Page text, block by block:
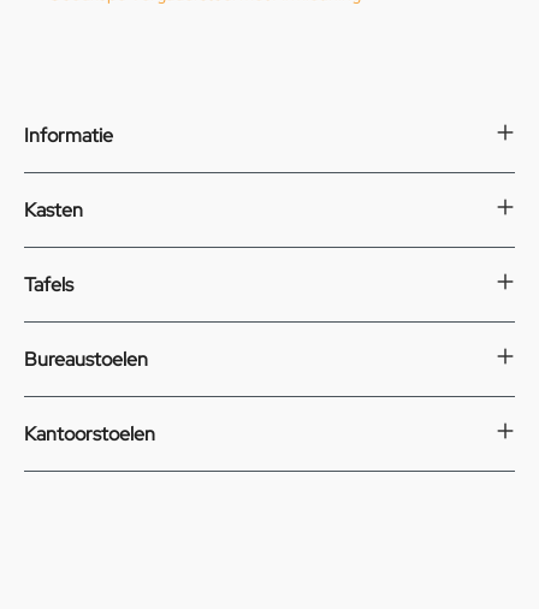
Informatie
Kasten
Tafels
Bureaustoelen
Kantoorstoelen